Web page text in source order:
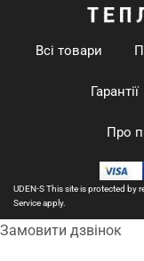
Всі товари
Гарантії
Про
UDEN-S This site is protected by
Serviceapply.
Замовити дзвінок